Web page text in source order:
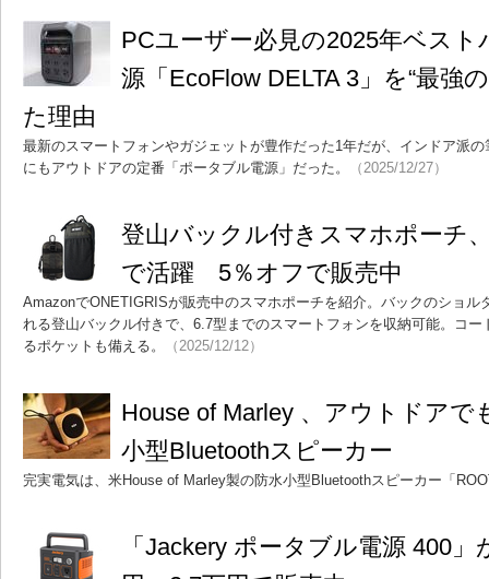
PCユーザー必見の2025年ベス
源「EcoFlow DELTA 3」を“最強
た理由
最新のスマートフォンやガジェットが豊作だった1年だが、インドア派
にもアウトドアの定番「ポータブル電源」だった。
（2025/12/27）
登山バックル付きスマホポーチ
で活躍 5％オフで販売中
AmazonでONETIGRISが販売中のスマホポーチを紹介。バックのショル
れる登山バックル付きで、6.7型までのスマートフォンを収納可能。コ
るポケットも備える。
（2025/12/12）
House of Marley 、アウトドアで
小型Bluetoothスピーカー
完実電気は、米House of Marley製の防水小型Bluetoothスピーカー「
「Jackery ポータブル電源 400